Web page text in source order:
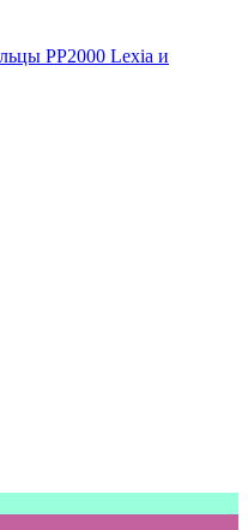
PP2000 Lexia и